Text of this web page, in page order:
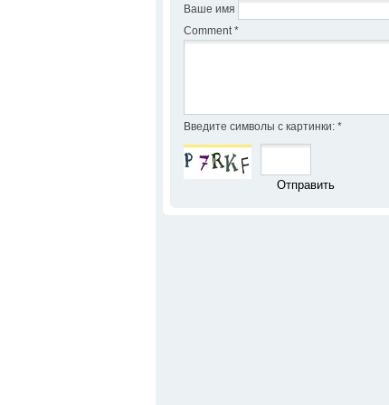
Ваше имя
Comment *
Введите символы с картинки: *